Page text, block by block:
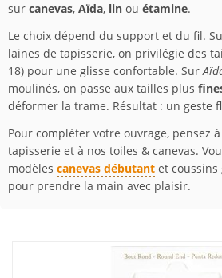
sur canevas, Aïda, lin ou étamine.
Le choix dépend du support et du fil.
laines de tapisserie, on privilégie des
18) pour une glisse confortable. Sur
moulinés, on passe aux tailles plus
déformer la trame. Résultat : un geste
Pour compléter votre ouvrage, pensez
tapisserie et à nos toiles & canevas.
modèles canevas débutant et
pour prendre la main avec plaisir.